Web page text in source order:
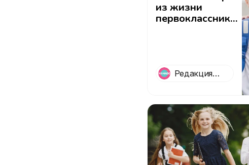
из жизни
первоклассников
Редакция